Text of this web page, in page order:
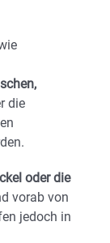
die
oder die
vorab von
jedoch in